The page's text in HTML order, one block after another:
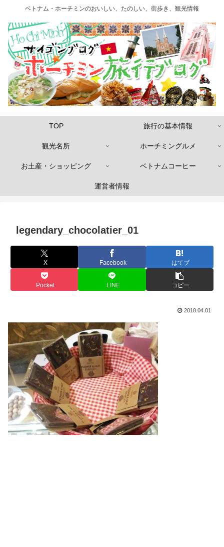
ベトナム・ホーチミンのおいしい、たのしい、街歩き、観光情報
TOP 旅行の基本情報
観光名所 ホーチミングルメ
お土産・ショッピング ベトナムコーヒー
運営者情報
legendary_chocolatier_01
X Facebook はてブ
Pocket LINE コピー
2018.04.01